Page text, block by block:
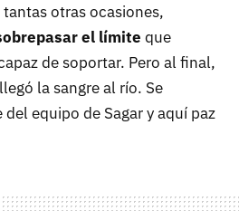
otras ocasiones,
el límite que
de soportar. Pero al final,
la sangre al río. Se
equipo de Sagar y aquí paz